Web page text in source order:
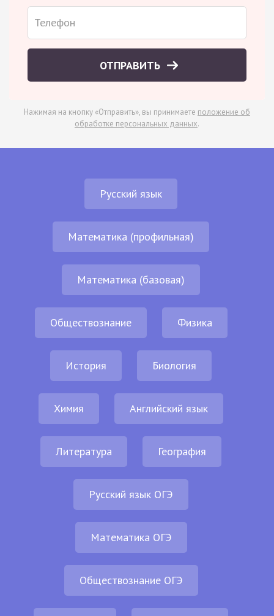
ОТПРАВИТЬ
Нажимая на кнопку «Отправить», вы принимаете положение об
обработке персональных данных.
Русский язык
Математика (профильная)
Математика (базовая)
Обществознание Физика
История Биология
Химия Английский язык
Литература География
Русский язык ОГЭ
Математика ОГЭ
Обществознание ОГЭ